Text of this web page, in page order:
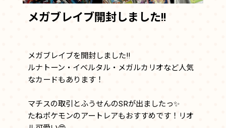
メガブレイブ開封しました!!
メガブレイブを開封しました!!
ルナトーン・イベルタル・メガルカリオなど人気
なカードもあります！
マチスの取引とふうせんのSRが出ましたっ✨
たねポケモンのアートレアもおすすめです！リオ